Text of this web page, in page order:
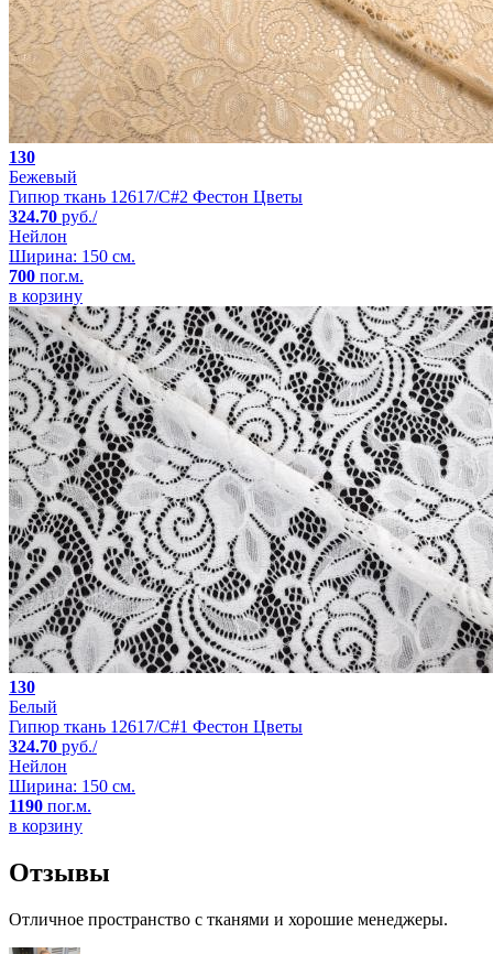
130
Бежевый
Гипюр ткань 12617/C#2 Фестон Цветы
324.70 руб./
Нейлон
Ширина: 150 см.
700 пог.м.
в корзину
130
Белый
Гипюр ткань 12617/C#1 Фестон Цветы
324.70 руб./
Нейлон
Ширина: 150 см.
1190 пог.м.
в корзину
Отзывы
Отличное пространство с тканями и хорошие менеджеры.